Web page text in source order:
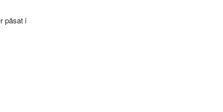
påsat i